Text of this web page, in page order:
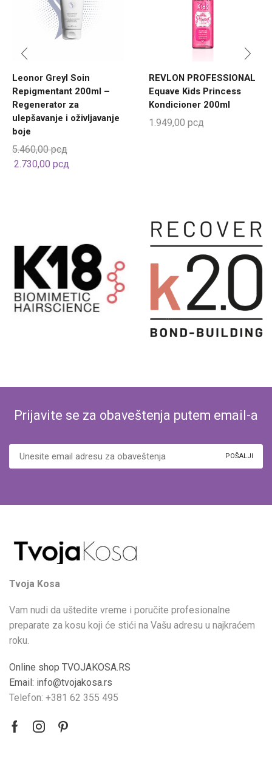
Leonor Greyl Soin
Repigmentant 200ml –
Regenerator za
ulepšavanje i oživljavanje
boje
5.460,00рсд
2.730,00 рсд
REVLON PROFESSIONAL
Equave Kids Princess
Kondicioner 200ml
1.949,00 рсд
Prijavite se za obaveštenja putem email-a
Tvoja Kosa
Vam nudi da uštedite vreme i poručite profesionalne
preparate za kosu koji će stići na Vašu adresu u najkraćem
roku.
Online shop TVOJAKOSA.RS
Email: info@tvojakosa.rs
Telefon: +381 62 355 495